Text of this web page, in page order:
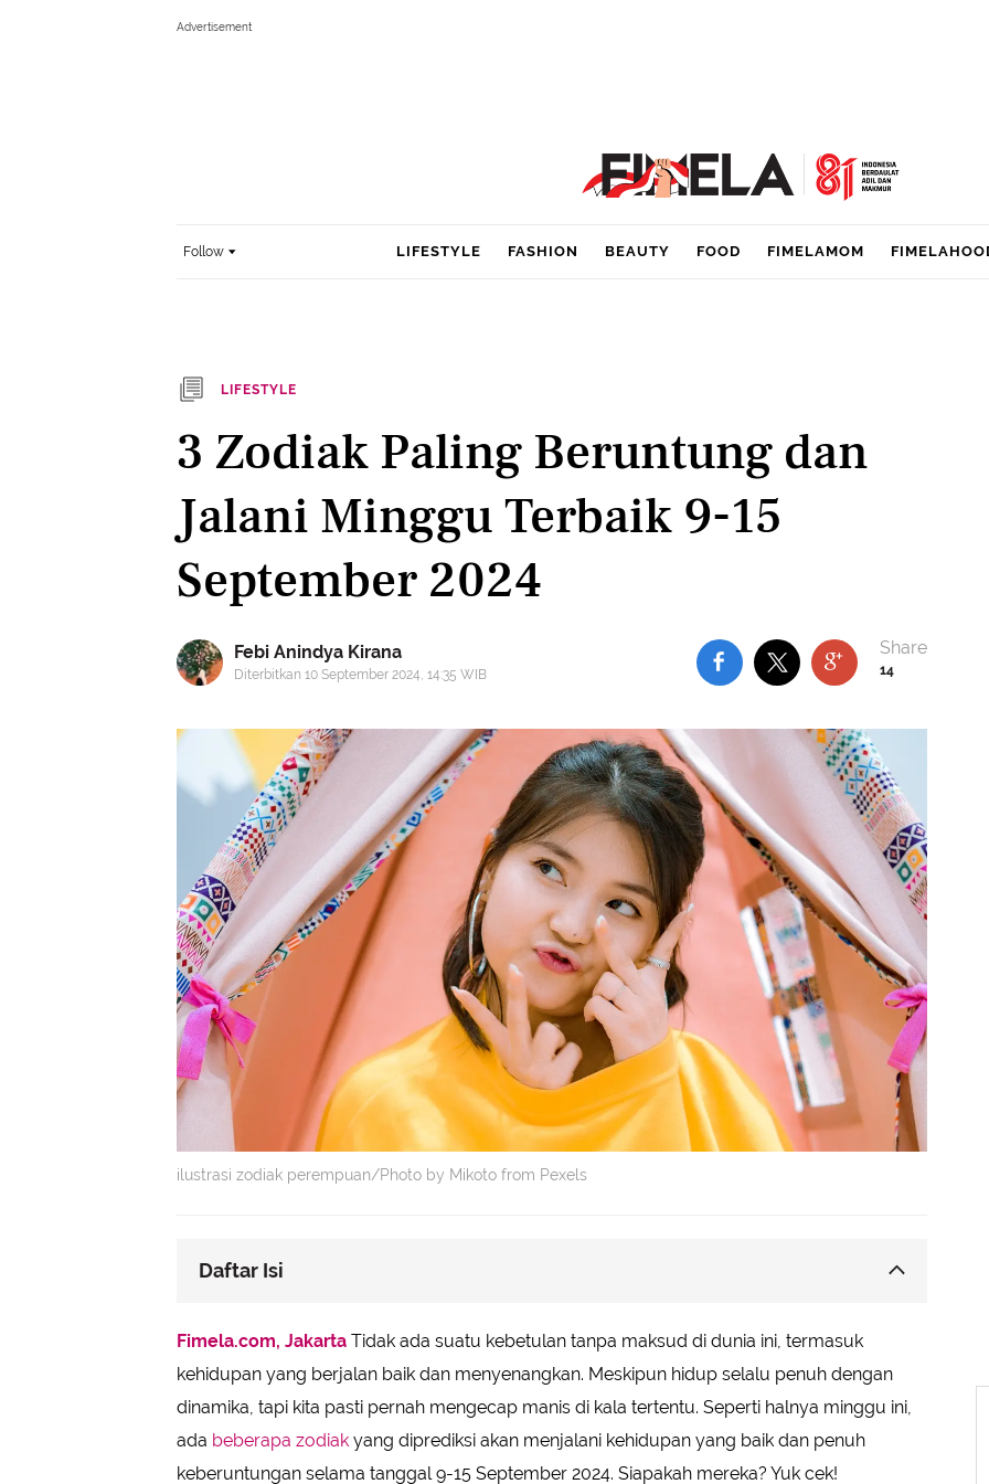
Follow LIFESTYLE FASHION BEAUTY FOOD FIMELAMOM
LIFESTYLE
3 Zodiak Paling Beruntung dan
Jalani Minggu Terbaik 9-15
September 2024
Febi Anindya Kirana
Diterbitkan 10 September 2024, 14:35 WIB 14
ilustrasi zodiak perempuan/Photo by Mikoto from Pexels
Daftar Isi
Aries
Fimela.com, Jakarta Tidak ada suatu kebetulan tanpa maksud di dunia ini, termasuk
kehidupan yang berjalan baik dan menyenangkan. Meskipun hidup selalu penuh dengan
dinamika, tapi kita pasti pernah mengecap manis di kala tertentu. Seperti halnya minggu ini,
ada beberapa zodiak yang diprediksi akan menjalani kehidupan yang baik dan penuh
keberuntungan selama tanggal 9-15 September 2024. Siapakah mereka? Yuk cek!